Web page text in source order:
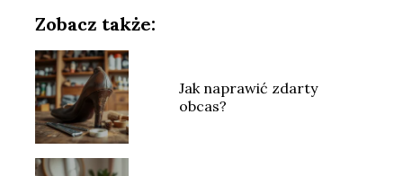
Zobacz także:
Jak naprawić zdarty
obcas?